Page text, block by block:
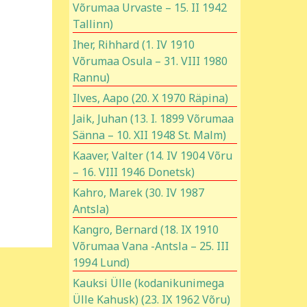
Võrumaa Urvaste – 15. II 1942
Tallinn)
Iher, Rihhard (1. IV 1910
Võrumaa Osula – 31. VIII 1980
Rannu)
Ilves, Aapo (20. X 1970 Räpina)
Jaik, Juhan (13. I. 1899 Võrumaa
Sänna – 10. XII 1948 St. Malm)
Kaaver, Valter (14. IV 1904 Võru
– 16. VIII 1946 Donetsk)
Kahro, Marek (30. IV 1987
Antsla)
Kangro, Bernard (18. IX 1910
Võrumaa Vana -Antsla – 25. III
1994 Lund)
Kauksi Ülle (kodanikunimega
Ülle Kahusk) (23. IX 1962 Võru)